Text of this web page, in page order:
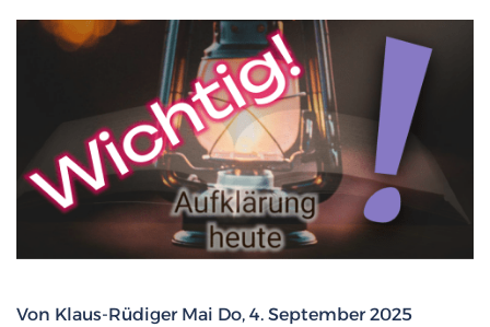
Von Klaus-Rüdiger Mai Do, 4. September 2025